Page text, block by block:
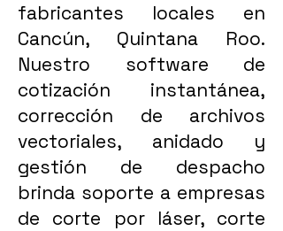
fabricantes locales en
Cancún, Quintana Roo.
Nuestro software de
cotización instantánea,
corrección de archivos
vectoriales, anidado y
gestión de despacho
brinda soporte a empresas
de corte por láser, corte